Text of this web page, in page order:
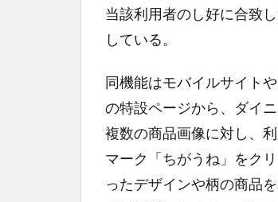
当該利用者のし好に合致
している。
同機能はモバイルサイト
の特設ページから、ダイ
複数の商品画像に対し、
マーク「ちがうね」をク
ったデザインや柄の商品